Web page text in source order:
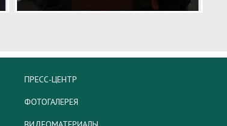
ПРЕСС-ЦЕНТР
ФОТОГАЛЕРЕЯ